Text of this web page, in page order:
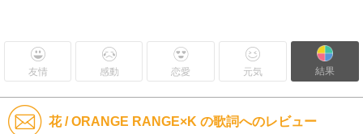
友情 感動 恋愛 元気 結果
花 / ORANGE RANGE×K の歌詞へのレビュー